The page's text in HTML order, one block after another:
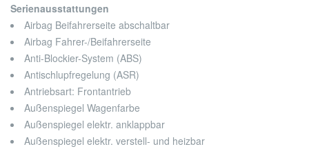
Serienausstattungen
Airbag Beifahrerseite abschaltbar
Airbag Fahrer-/Beifahrerseite
Anti-Blockier-System (ABS)
Antischlupfregelung (ASR)
Antriebsart: Frontantrieb
Außenspiegel Wagenfarbe
Außenspiegel elektr. anklappbar
Außenspiegel elektr. verstell- und heizbar